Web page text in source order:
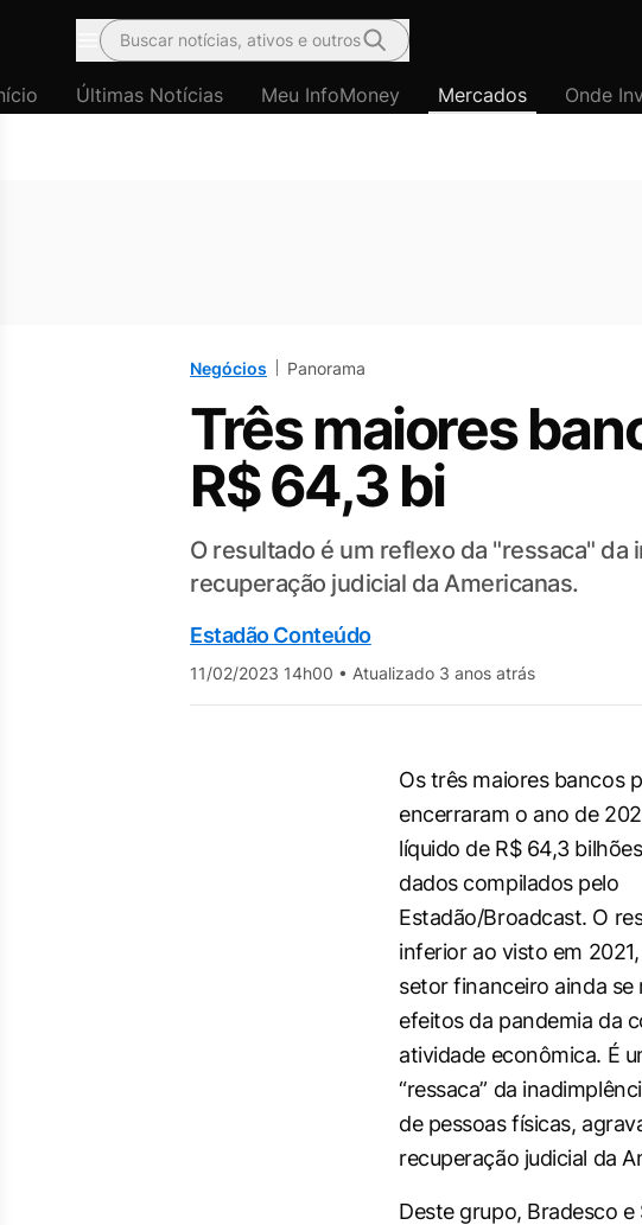
Menu
Buscar notícias, ativos e outros
Últimas Notícias Meu InfoMoney Mercados Onde
Negócios Panorama
Três maiores
R$ 64,3 bi
O resultado é um reflexo da "ressaca"
recuperação judicial da Americanas.
Estadão Conteúdo
11/02/2023 14h00 • Atualizado 3 anos atrás
Os três maiores bancos
encerraram o ano de
líquido de R$ 64,3
dados compilados pelo
Estadão/Broadcast. O
inferior ao visto em
setor financeiro ainda se
efeitos da pandemia da
atividade econômica. É
“ressaca” da
de pessoas físicas,
recuperação judicial da
Deste grupo, Bradesco